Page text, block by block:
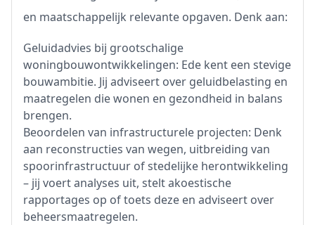
en maatschappelijk relevante opgaven. Denk aan:
Geluidadvies bij grootschalige
woningbouwontwikkelingen: Ede kent een stevige
bouwambitie. Jij adviseert over geluidbelasting en
maatregelen die wonen en gezondheid in balans
brengen.
Beoordelen van infrastructurele projecten: Denk
aan reconstructies van wegen, uitbreiding van
spoorinfrastructuur of stedelijke herontwikkeling
– jij voert analyses uit, stelt akoestische
rapportages op of toets deze en adviseert over
beheersmaatregelen.